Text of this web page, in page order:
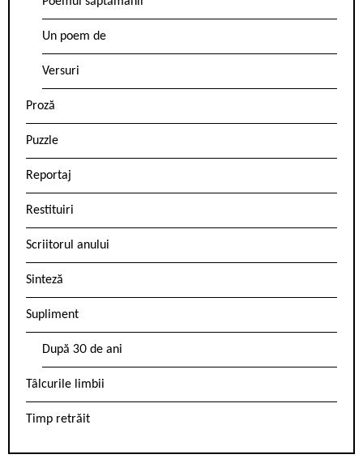
Un poem de
Versuri
Proză
Puzzle
Reportaj
Restituiri
Scriitorul anului
Sinteză
Supliment
După 30 de ani
Tâlcurile limbii
Timp retrăit